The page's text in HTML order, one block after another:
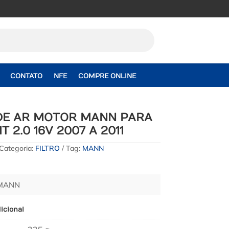
CONTATO NFE COMPRE ONLINE
AR MOTOR MANN PARA
2.0 16V 2007 A 2011
FILTRO Tag: MANN